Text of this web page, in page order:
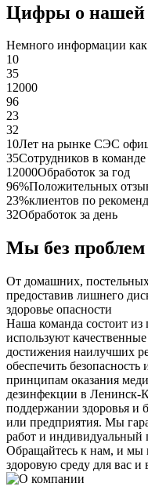
Цифры о нашей
Немного информации
10
35
12000
96
23
32
10Лет на рынке СЭС
35Сотрудников в команде
12000Обработок за год
96%Положительных
23%клиентов по
32Обработок за день
Мы без проблем
От домашних,
предоставив лишнего
здоровье опасности
Наша команда состоит из
используют
достижения наилучших
обеспечить
принципам оказания
дезинфекции в Ленинск-
поддержании здоровья и
или предприятия. Мы
работ и индивидуальный
Обращайтесь к нам, и мы
здоровую среду для вас